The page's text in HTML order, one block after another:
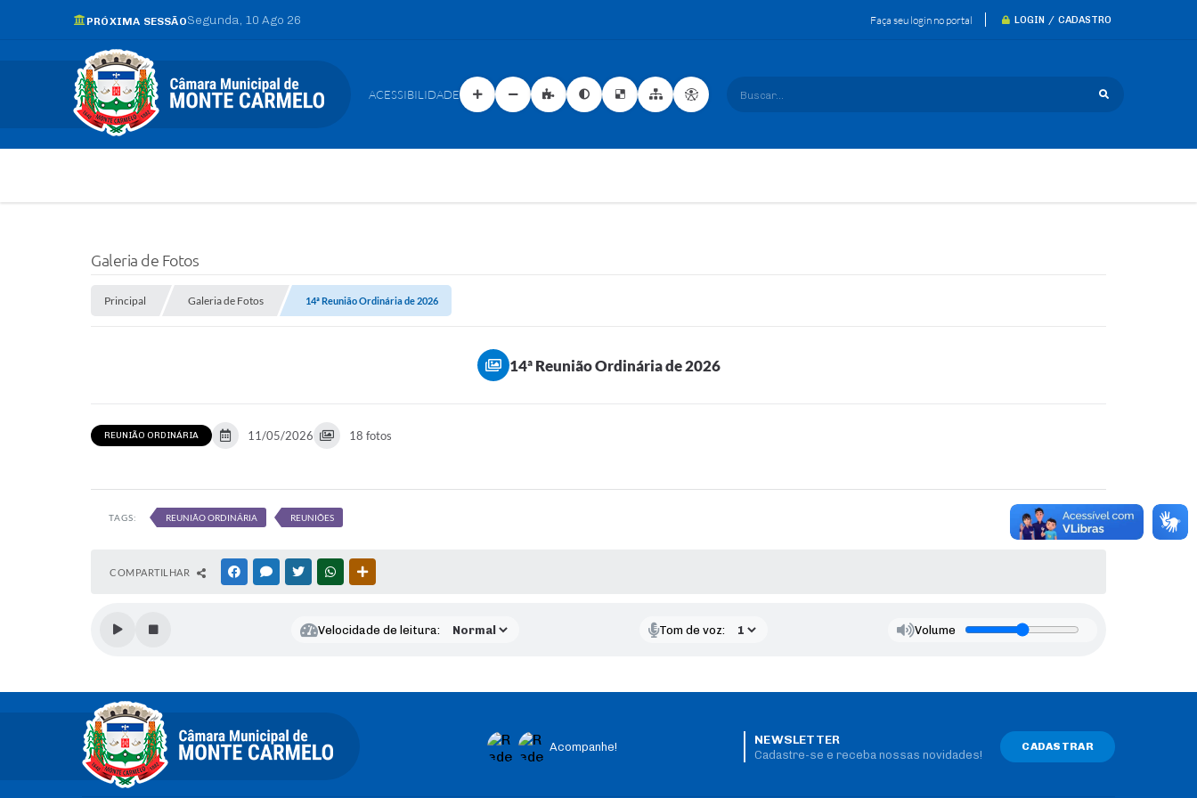
Faça seu login no portal LOGIN / CADASTRO
Buscar...
PRÓXIMA SESSÃOSegunda 10 Ago 26
ACESSIBILIDADE
Galeria de Fotos
Principal Galeria de Fotos 14ª Reunião Ordinária de 2026
14ª Reunião Ordinária de 2026
REUNIÃO ORDINÁRIA 11/05/2026 18 fotos
TAGS: REUNIÃO ORDINÁRIA REUNIÕES
COMPARTILHAR FACEBOOKMESSENGER
TWITTERWHATSAPP
Velocidade de leitura: Tom de voz: Volume
Acompanhe! NEWSLETTER
Cadastre-se e receba nossas novidades!
CADASTRAR